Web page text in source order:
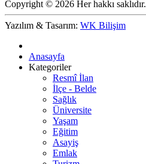
Copyright © 2026 Her hakkı saklıdır.
Yazılım & Tasarım: WK Bilişim
Anasayfa
Kategoriler
Resmî İlan
İlçe - Belde
Sağlık
Üniversite
Yaşam
Eğitim
Asayiş
Emlak